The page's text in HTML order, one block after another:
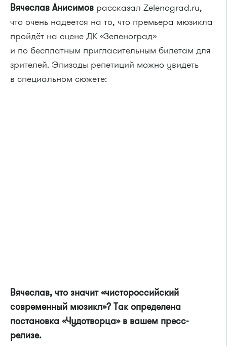
Вячеслав Анисимов рассказал Zelenograd.ru,
что очень надеется на то, что премьера мюзикла
пройдёт на сцене ДК «Зеленоград»
и по бесплатным пригласительным билетам для
зрителей. Эпизоды репетиций можно увидеть
в специальном сюжете:
Вячеслав, что значит «чистороссийский
современный мюзикл»? Так определена
постановка «Чудотворца» в вашем пресс-
релизе.